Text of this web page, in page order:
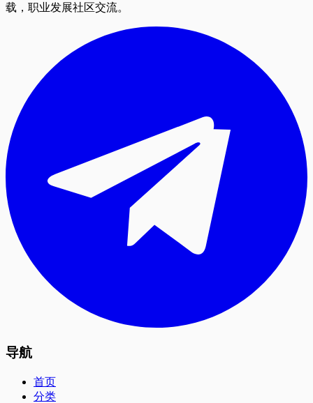
载，职业发展社区交流。
导航
首页
分类